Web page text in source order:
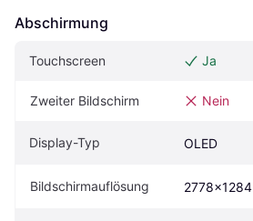
Abschirmung
Touchscreen Ja
Zweiter Bildschirm Nein
Display-Typ OLED
Bildschirmauflösung 2778x1284